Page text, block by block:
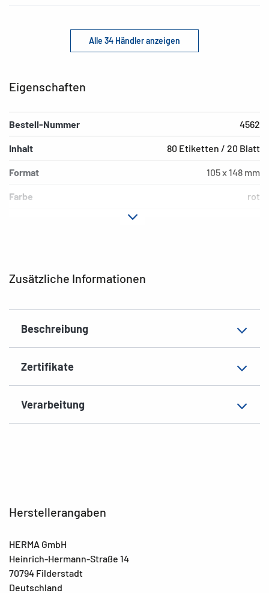
Alle 34 Händler anzeigen
Zusätzliche Informationen
Beschreibung
Zertifikate
Verarbeitung
Eigenschaften
Bestell-Nummer 4562
Inhalt 80 Etiketten / 20 Blatt
Format 105 x 148 mm
Farbe rot
Herstellerangaben
HERMA GmbH
Heinrich-Hermann-Straße 14
70794 Filderstadt
Deutschland